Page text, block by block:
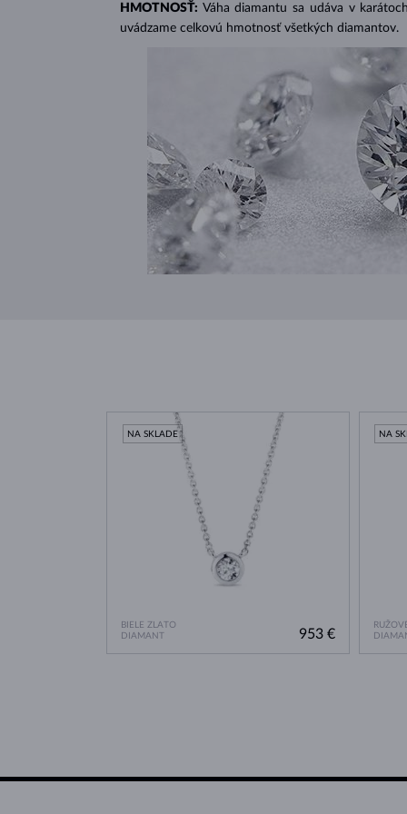
HMOTNOSŤ: Váha diamantu sa udáva v
uvádzame celkovú hmotnosť všetkých diamantov.
BIELE ZLATO
DIAMANT
NA SKLADE
953 €
NA